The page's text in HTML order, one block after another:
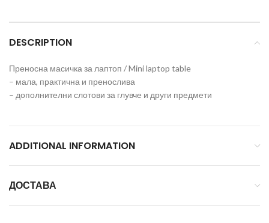
DESCRIPTION
Преносна масичка за лаптоп / Mini laptop table
– мала, практична и пренослива
– дополнителни слотови за глувче и други предмети
ADDITIONAL INFORMATION
ДОСТАВА